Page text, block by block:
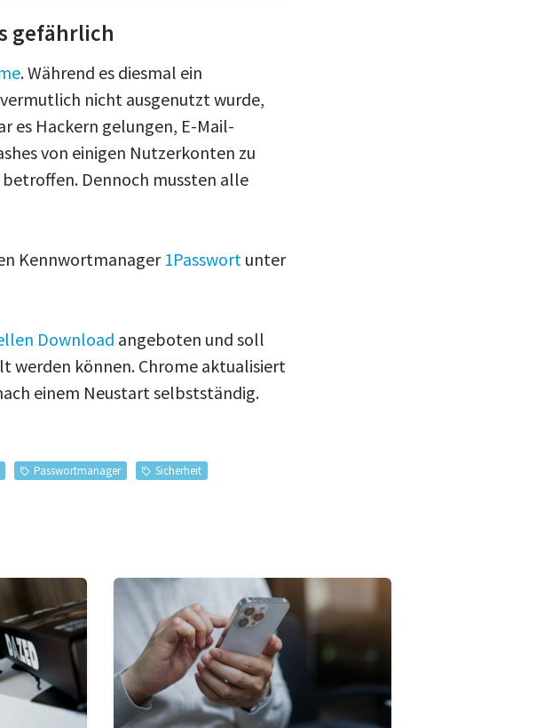
gefährlich
. Während es diesmal ein
nicht ausgenutzt wurde,
es Hackern gelungen, E-Mail-
von einigen Nutzerkonten zu
Dennoch mussten alle
Kennwortmanager 1Passwort unter
Download angeboten und soll
werden können. Chrome aktualisiert
einem Neustart selbstständig.
Passwortmanager Sicherheit